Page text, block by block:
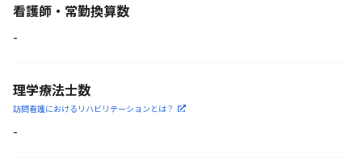
看護師・常勤換算数
-
理学療法士数
訪問看護におけるリハビリ テーションとは？
-